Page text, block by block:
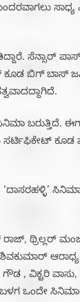
ಸಾಧ್ಯ
ಸೆನ್ಸಾರ್
ಬಿಗ್ ಬಾಸ್
ಬರುತ್ತಿದೆ.
ಕೂಡ
ಸಿನಿಮಾ
ಥ್ರಿಲ್ಲರ್
ಶಿವಕುಮಾರ್
, ವಿಕ್ಟರಿ ವಾಸು,
ಒಂದೇ